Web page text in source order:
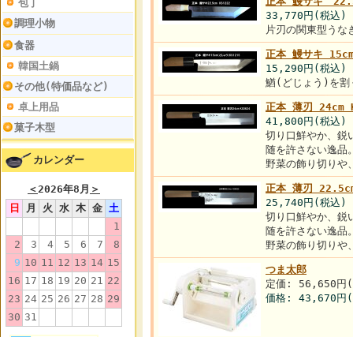
包丁
調理小物
食器
韓国土鍋
その他(特価品など)
卓上用品
菓子木型
カレンダー
＜2026年8月 ＞
日
月 火 水 木 金 土
1
2
3 4 5 6 7
8
9 10 11 12 13 14 15
16 17 18 19 20 21 22
23 24 25 26 27 28 29
30 31
33,770円 (税込)
片刃の関東型うな
正本 鰻サキ
15,290円 (税込)
鰌(どじょう)を割
正本 薄刃 24cm
41,800円 (税込)
切り口鮮やか、鋭
随を許さない逸品
野菜の飾り切りや
正本 薄刃
25,740円 (税込)
切り口鮮やか、鋭
随を許さない逸品
野菜の飾り切りや
つま太郎
定価: 56,650円
価格: 43,670円